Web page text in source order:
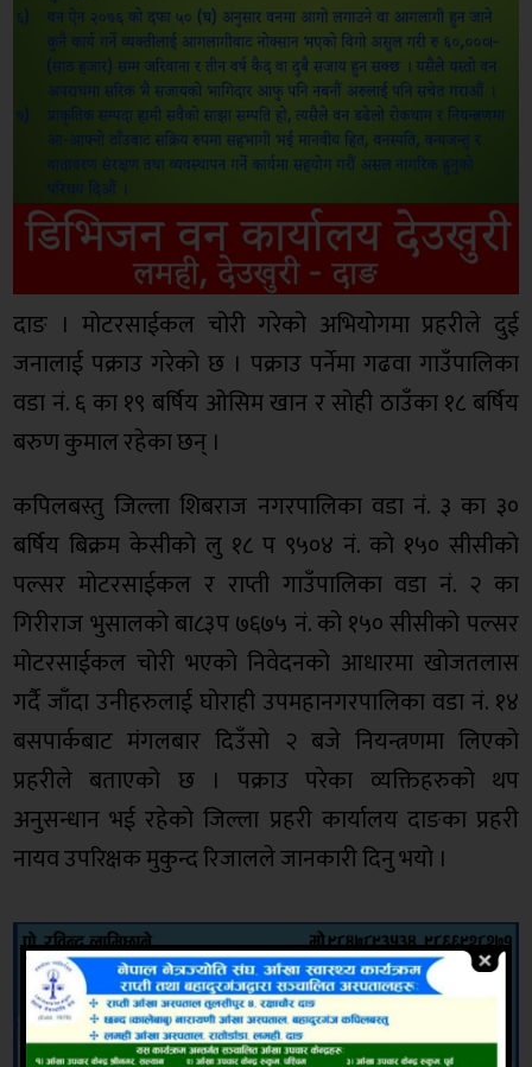
दाङ । मोटरसाईकल चोरी गरेको अभियोगमा प्रहरीले दुई
जनालाई पक्राउ गरेको छ । पक्राउ पर्नेमा गढवा गाउँपालिका
वडा नं. ६ का १९ बर्षिय ओसिम खान र सोही ठाउँका १८ बर्षिय
बरुण कुमाल रहेका छन् ।
कपिलबस्तु जिल्ला शिबराज नगरपालिका वडा नं. ३ का ३०
बर्षिय बिक्रम केसीको लु १८ प ९५०४ नं. को १५० सीसीको
पल्सर मोटरसाईकल र राप्ती गाउँपालिका वडा नं. २ का
गिरीराज भुसालको बा८३प ७६७५ नं. को १५० सीसीको पल्सर
मोटरसाईकल चोरी भएको निवेदनको आधारमा खोजतलास
गर्दै जाँदा उनीहरुलाई घोराही उपमहानगरपालिका वडा नं. १४
बसपार्कबाट मंगलबार दिउँसो २ बजे नियन्त्रणमा लिएको
प्रहरीले बताएको छ । पक्राउ परेका व्यक्तिहरुको थप
अनुसन्धान भई रहेको जिल्ला प्रहरी कार्यालय दाङका प्रहरी
नायव उपरिक्षक मुकुन्द रिजालले जानकारी दिनु भयो ।